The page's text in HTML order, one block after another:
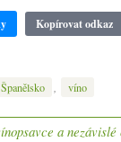
Kopírovat odkaz
Španělsko víno
a